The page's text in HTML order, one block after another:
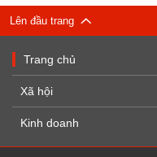
Lên đầu trang
Trang chủ
Xã hội
Kinh doanh